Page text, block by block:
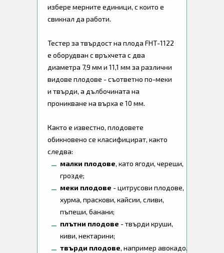
избере мерните единици, с които е
свикнал да работи.
Тестер за твърдост на плода FHT-1122
е оборудван с връхчета с два
диаметра 7,9 мм и 11,1 мм за различни
видове плодове - съответно по-меки
и твърди, а дълбочината на
проникване на върха е 10 мм.
Както е известно, плодовете
обикновено се класифицират, както
следва:
малки плодове, като ягоди, череши,
грозде;
меки плодове - цитрусови плодове,
хурма, праскови, кайсии, сливи,
пъпеши, банани;
плътни плодове - твърди круши,
киви, нектарини;
твърди плодове, например авокадо.